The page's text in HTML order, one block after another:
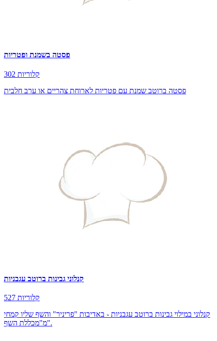
פסטה בשמנת ופטריות
302 קלוריות
פסטה ברוטב שמנת עם פטריות לארוחת צהריים או ערב חלבית
קנלוני גבינות ברוטב עגבניות
527 קלוריות
קנלוני במילוי גבינות ברוטב עגבניות - באדיבות "פריניר" והשף שליו קמחי
מ"מכללת השף".